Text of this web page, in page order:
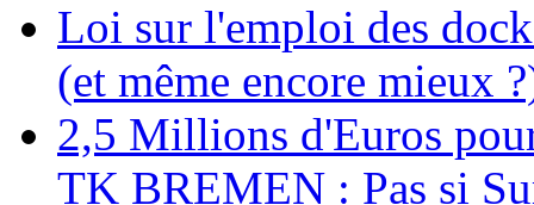
Loi sur l'emploi des
(et même encore mieux
2,5 Millions d'Euros
TK BREMEN : Pas si